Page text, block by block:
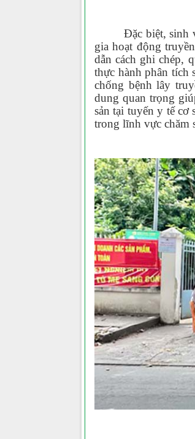
Đặc biệt, sinh
gia hoạt động
dẫn cách ghi chép,
thực hành phân tích
chống bệnh lây
dung quan trọng
sản tại tuyến y tế
trong lĩnh vực chăm